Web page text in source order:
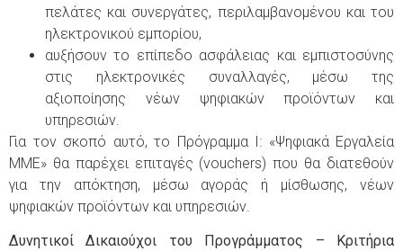
πελάτες και συνεργάτες, περιλαμβανομένου και του
ηλεκτρονικού εμπορίου,
αυξήσουν το επίπεδο ασφάλειας και εμπιστοσύνης
στις ηλεκτρονικές συναλλαγές, μέσω της
αξιοποίησης νέων ψηφιακών προϊόντων και
υπηρεσιών.
Για τον σκοπό αυτό, το Πρόγραμμα I: «Ψηφιακά Εργαλεία
MME» θα παρέχει επιταγές (vouchers) που θα διατεθούν
για την απόκτηση, μέσω αγοράς ή μίσθωσης, νέων
ψηφιακών προϊόντων και υπηρεσιών.
Δυνητικοί Δικαιούχοι του Προγράμματος – Κριτήρια